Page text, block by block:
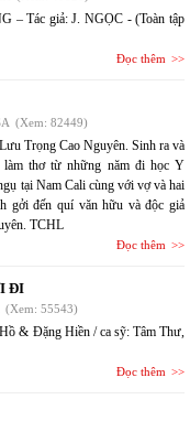
– Tác giả: J. NGỌC - (Toàn tập
Đọc thêm
(Xem: 82449)
Trọng Cao Nguyên. Sinh ra và
làm thơ từ những năm đi học Y
tại Nam Cali cùng với vợ và hai
gởi đến quí văn hữu và độc giả
TCHL
Đọc thêm
ĐI
(Xem: 55543)
& Đặng Hiền / ca sỹ: Tâm Thư,
Đọc thêm